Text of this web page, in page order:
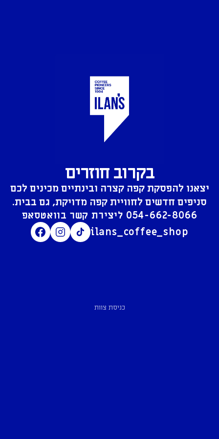
בקרוב חוזרים
יצאנו להפסקת קפה קצרה ובינתיים מכינים לכם
סניפים חדשים לחוויית קפה מדויקת, גם בבית.
054-662-8066
ilans_coffee_shop
כניסת צוות